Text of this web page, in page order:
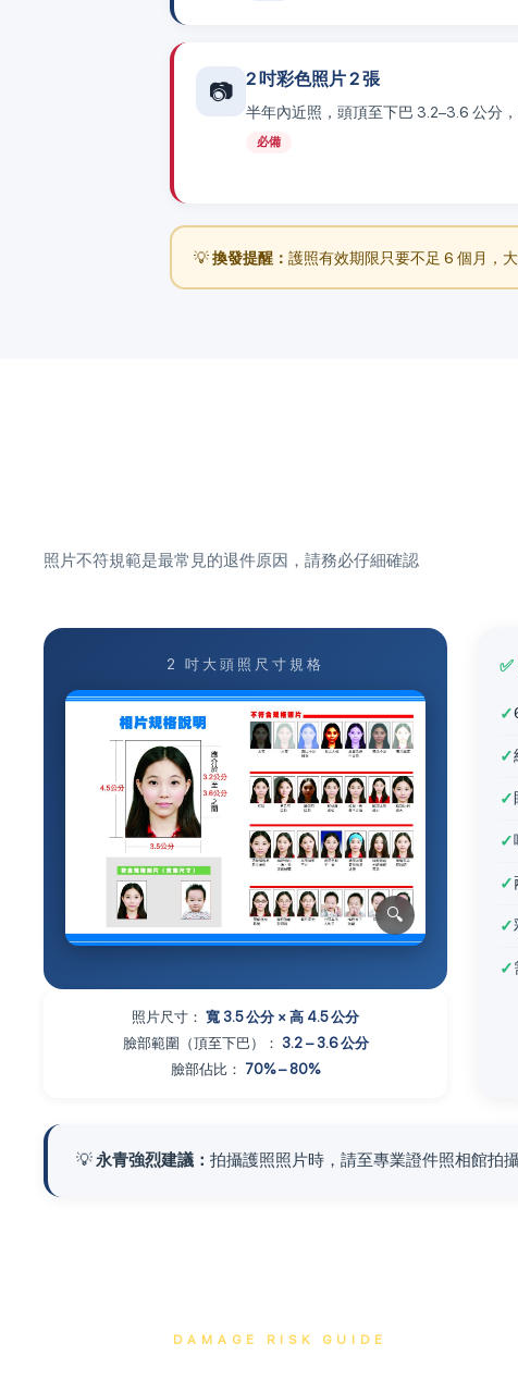
📷 2 吋彩色照片 2 張
半年內近照，頭頂至下巴 3.2–3.6 公分
必備
💡換發提醒： 護照有效期限只要不足 6 個月，
照片不符規範是最常見的退件原因，請務必仔細確認
2 吋大頭照尺寸規格
照片尺寸：寬 3.5 公分 × 高 4.5 公分
臉部範圍（頂至下巴）： 3.2 – 3.6 公分
臉部佔比： 70% – 80%
✓
✓
✓
✓
✓
✓
✓
💡永青強烈建議：拍攝護照照片時，請至專業證件照相館拍
DAMAGE RISK GUIDE